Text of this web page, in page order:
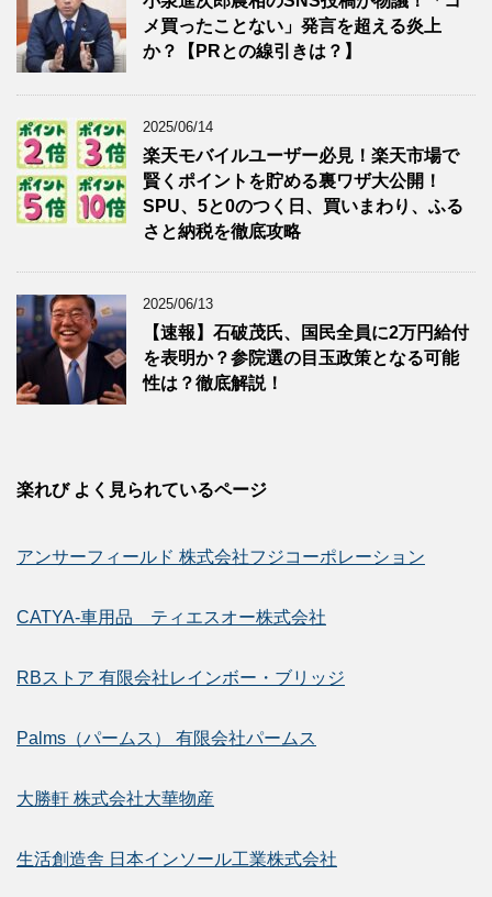
メ買ったことない」発言を超える炎上
か？【PRとの線引きは？】
2025/06/14
楽天モバイルユーザー必見！楽天市場で
賢くポイントを貯める裏ワザ大公開！
SPU、5と0のつく日、買いまわり、ふる
さと納税を徹底攻略
2025/06/13
【速報】石破茂氏、国民全員に2万円給付
を表明か？参院選の目玉政策となる可能
性は？徹底解説！
楽れび よく見られているページ
アンサーフィールド 株式会社フジコーポレーション
CATYA-車用品 ティエスオー株式会社
RBストア 有限会社レインボー・ブリッジ
Palms（パームス） 有限会社パームス
大勝軒 株式会社大華物産
生活創造舎 日本インソール工業株式会社